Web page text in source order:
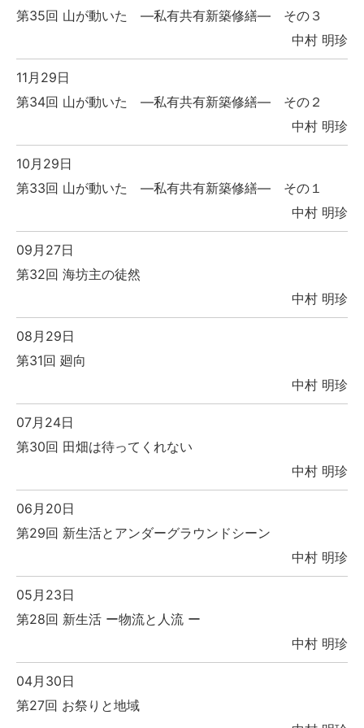
第35回 山が動いた ―私有共有新築修繕― その３
中村 明珍
11月29日
第34回 山が動いた ―私有共有新築修繕― その２
中村 明珍
10月29日
第33回 山が動いた ―私有共有新築修繕― その１
中村 明珍
09月27日
第32回 海坊主の徒然
中村 明珍
08月29日
第31回 廻向
中村 明珍
07月24日
第30回 田畑は待ってくれない
中村 明珍
06月20日
第29回 新生活とアンダーグラウンドシーン
中村 明珍
05月23日
第28回 新生活 ー物流と人流 ー
中村 明珍
04月30日
第27回 お祭りと地域